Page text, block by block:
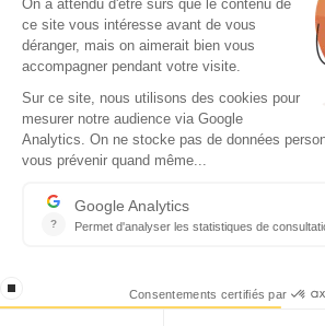
Copyright © 2026 - Tous droits réservés
Qui sommes-nous ?
Contact
Conditions générales d’utilisation